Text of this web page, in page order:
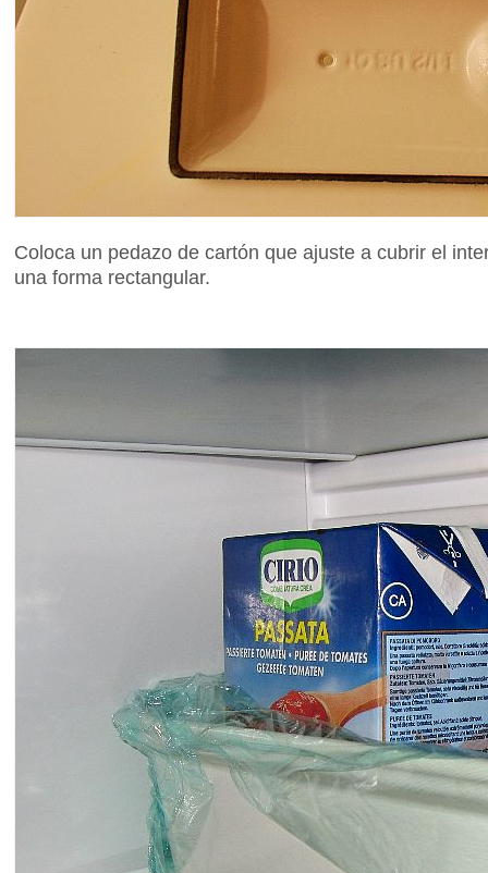
Coloca un pedazo de cartón que ajuste a cubrir el
una forma rectangular.